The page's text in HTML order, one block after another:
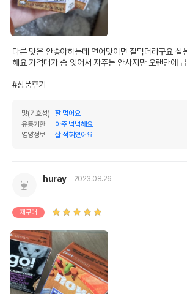
다른 맛은 안좋아하는데 연어맛이면 잘먹더라구요 살
해요 가격대가 좀 잇어서 자주는 안사지만 오랜만에
#상품후기
맛(기호성)
잘 먹어요
유통기한
아주 넉넉해요
영양정보
잘 적혀있어요
huray 2023.08.26
재구매